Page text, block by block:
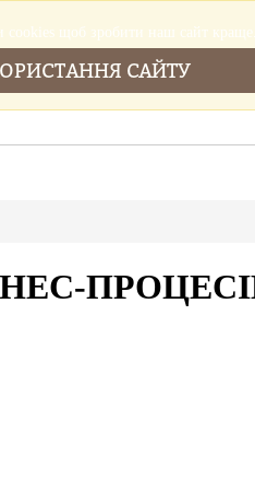
Новини Cтатті
щоб зробити наш сайт краще.
САЙТУ